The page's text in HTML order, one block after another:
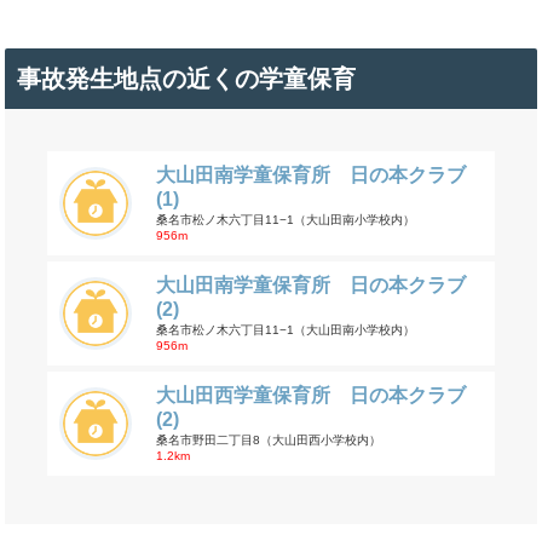
事故発生地点の近くの学童保育
大山田南学童保育所 日の本クラブ
(1)
桑名市松ノ木六丁目11−1（大山田南小学校内）
956m
大山田南学童保育所 日の本クラブ
(2)
桑名市松ノ木六丁目11−1（大山田南小学校内）
956m
大山田西学童保育所 日の本クラブ
(2)
桑名市野田二丁目8（大山田西小学校内）
1.2km